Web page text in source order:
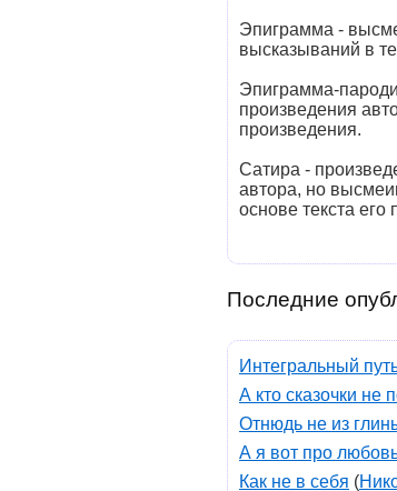
Эпиграмма -
высказываний в
Эпиграмма-
произведения
произведения.
Сатира -
автора, но
основе текста
Последние
Интегральный
А кто сказочки не
Отнюдь не из
А я вот про
Как не в себя (